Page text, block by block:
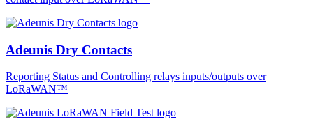
Adeunis Dry Contacts
Reporting Status and Controlling relays inputs/outputs over
LoRaWAN™